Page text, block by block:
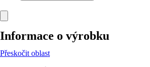
Informace o výrobku
Přeskočit oblast